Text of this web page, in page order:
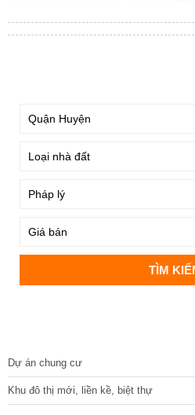
Dự án chung cư
Khu đô thị mới, liền kề, biệt thự